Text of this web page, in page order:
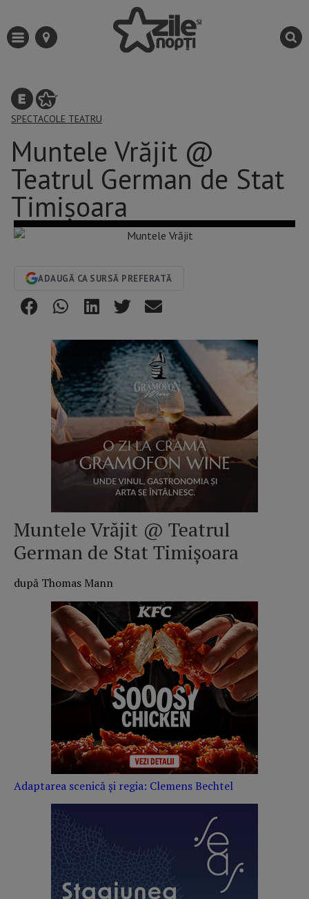
SPECTACOLE TEATRU
Muntele Vrăjit @
Teatrul German de Stat
Timișoara
ADAUGĂ CA SURSĂ PREFERATĂ
Muntele Vrăjit @ Teatrul
German de Stat Timișoara
după Thomas Mann
Adaptarea scenică și regia: Clemens Bechtel